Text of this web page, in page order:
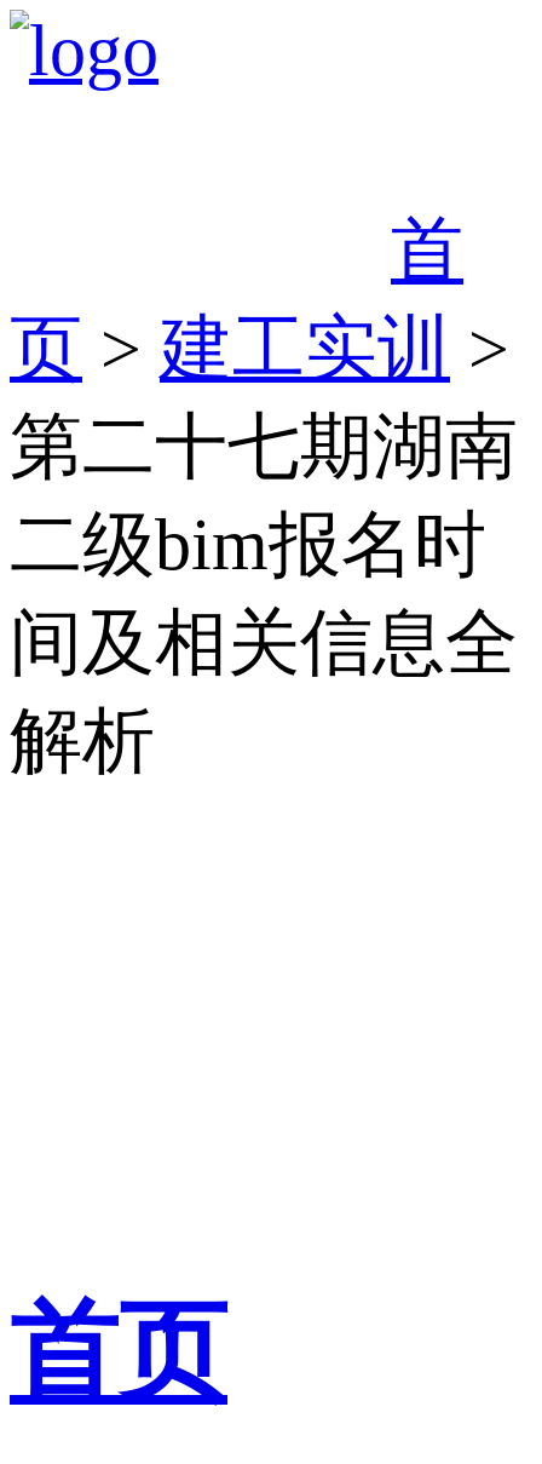
首
页 > 建工实训 >
第二十七期湖南
二级bim报名时
间及相关信息全
解析
首页